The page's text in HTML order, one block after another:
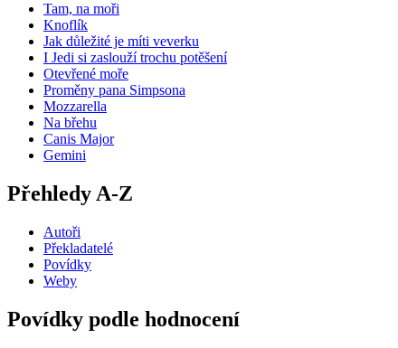
Tam, na moři
Knoflík
Jak důležité je míti veverku
I Jedi si zaslouží trochu potěšení
Otevřené moře
Proměny pana Simpsona
Mozzarella
Na břehu
Canis Major
Gemini
Přehledy A-Z
Autoři
Překladatelé
Povídky
Weby
Povídky podle hodnocení